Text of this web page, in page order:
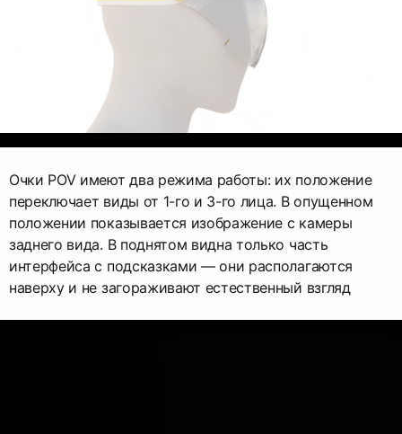
Очки POV имеют два режима работы: их положение
переключает виды от 1-го и 3-го лица. В опущенном
положении показывается изображение с камеры
заднего вида. В поднятом видна только часть
интерфейса с подсказками — они располагаются
наверху и не загораживают естественный взгляд